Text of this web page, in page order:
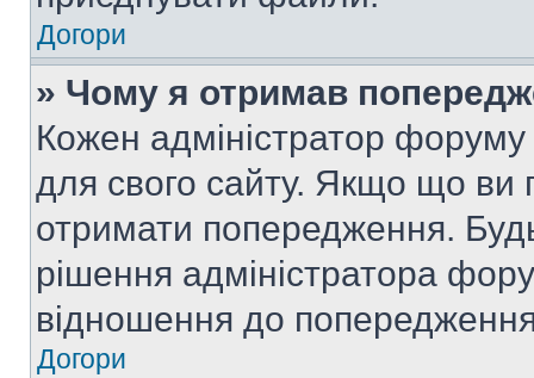
Догори
» Чому я отримав
Кожен адміністратор
для свого сайту. Якщо що
отримати попередження.
рішення адміністратора
відношення до
Догори